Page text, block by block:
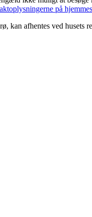
på
kan afhentes ved husets